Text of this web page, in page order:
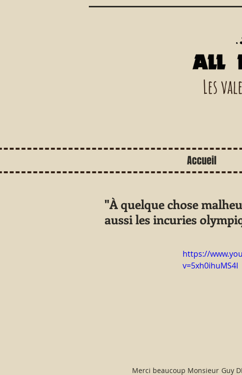
Les
"À quelque chose
aussi les incuries
https://
v=5xh0ihuMS4I
Accueil